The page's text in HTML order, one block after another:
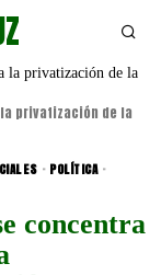
privatización de la
· POLÍTICA ·
concentra